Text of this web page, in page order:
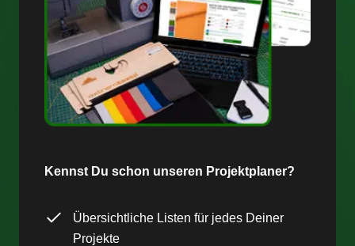
Kennst Du schon unseren Projektplaner?
Übersichtliche Listen für jedes Deiner
Projekte